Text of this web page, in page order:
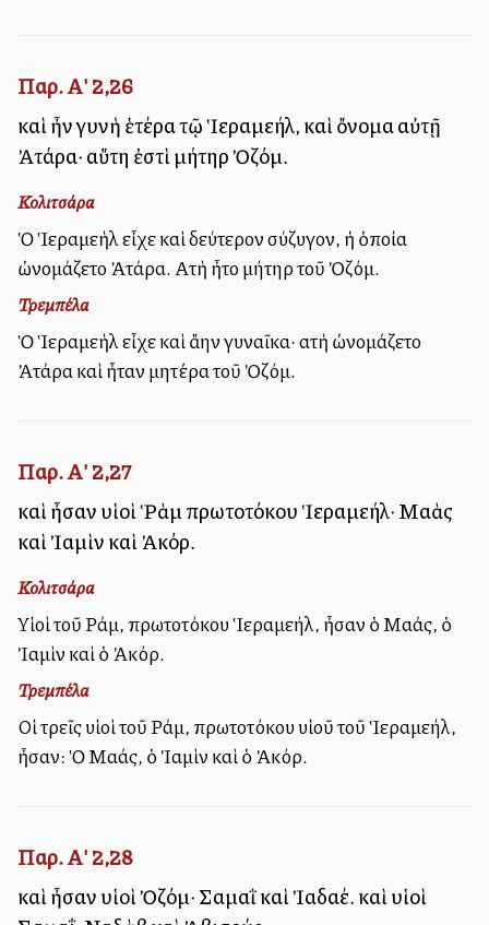
Παρ. Α' 2,26
καὶ ἦν γυνὴ ἑτέρα τῷ Ἱεραμεήλ, καὶ ὄνομα αὐτῇ
Ἀτάρα· αὕτη ἐστὶ μήτηρ Ὀζόμ.
Κολιτσάρα
Ὁ Ἱεραμεὴλ εἶχε καὶ δεύτερον σύζυγον, ἡ ὁποία
ὠνομάζετο Ἀτάρα. Αὐτὴ ἦτο μήτηρ τοῦ Ὀζόμ.
Τρεμπέλα
Ὁ Ἱεραμεὴλ εἶχε καὶ ἄλλην γυναῖκα· αὐτὴ ὠνομάζετο
Ἀτάρα καὶ ἦταν μητέρα τοῦ Ὀζόμ.
Παρ. Α' 2,27
καὶ ἦσαν υἱοὶ Ῥὰμ πρωτοτόκου Ἱεραμεήλ· Μαὰς
καὶ Ἰαμὶν καὶ Ἀκόρ.
Κολιτσάρα
Υἱοὶ τοῦ Ράμ, πρωτοτόκου Ἱεραμεήλ, ἦσαν ὁ Μαάς, ὁ
Ἰαμὶν καὶ ὁ Ἀκόρ.
Τρεμπέλα
Οἱ τρεῖς υἱοὶ τοῦ Ράμ, πρωτοτόκου υἱοῦ τοῦ Ἱεραμεήλ,
ἦσαν: Ὁ Μαάς, ὁ Ἰαμὶν καὶ ὁ Ἀκόρ.
Παρ. Α' 2,28
καὶ ἦσαν υἱοὶ Ὀζόμ· Σαμαῒ καὶ Ἰαδαέ. καὶ υἱοὶ